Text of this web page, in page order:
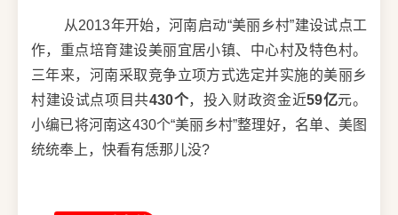
从2013年开始，河南启动“美丽乡村”建设试点工
作，重点培育建设美丽宜居小镇、中心村及特色村。
三年来，河南采取竞争立项方式选定并实施的美丽乡
村建设试点项目共430个，投入财政资金近59亿元。
小编已将河南这430个“美丽乡村”整理好，名单、美图
统统奉上，快看有恁那儿没?